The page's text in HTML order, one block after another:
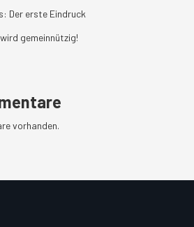
Der erste Eindruck
gemeinnützig!
vorhanden.